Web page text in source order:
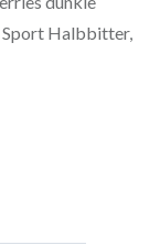
Sport Halb­bit­ter,